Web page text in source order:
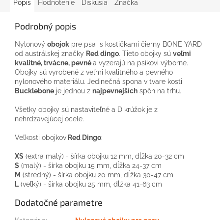
Popis Hodnotenie Diskusia Značka
Podrobný popis
Nylonový obojok pre psa s kostičkami čierny BONE YARD
od austrálskej značky Red dingo. Tieto obojky sú veľmi
kvalitné, trvácne, pevnéa vyzerajú na psíkovi výborne.
Obojky sú vyrobené z veľmi kvalitného a pevného
nylonového materiálu. Jedinečná spona v tvare kosti
Bucklebone je jednou z najpevnejších spôn na trhu.
Všetky obojky sú nastaviteľné a D krúžok je z
nehrdzavejúcej ocele.
Veľkosti obojkov Red Dingo:
XS (extra malý) - šírka obojku 12 mm, dĺžka 20-32 cm
S (malý) - šírka obojku 15 mm, dĺžka 24-37 cm
M (stredný) - šírka obojku 20 mm, dĺžka 30-47 cm
L (veľký) - šírka obojku 25 mm, dĺžka 41-63 cm
Dodatočné parametre